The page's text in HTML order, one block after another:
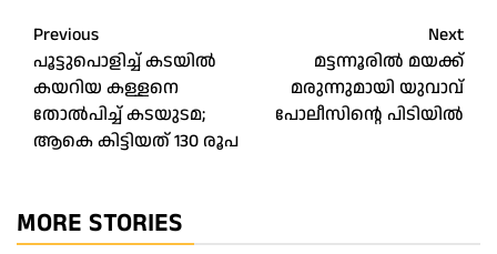
Post
navigation
Previous
പൂട്ടുപൊളിച്ച് കടയിൽ
കയറിയ കള്ളനെ
തോൽപിച്ച് കടയുടമ;
ആകെ കിട്ടിയത് 130 രൂപ
Next
മട്ടന്നൂരിൽ മയക്ക്
മരുന്നുമായി യുവാവ്
പോലീസിന്റെ പിടിയിൽ
MORE STORIES